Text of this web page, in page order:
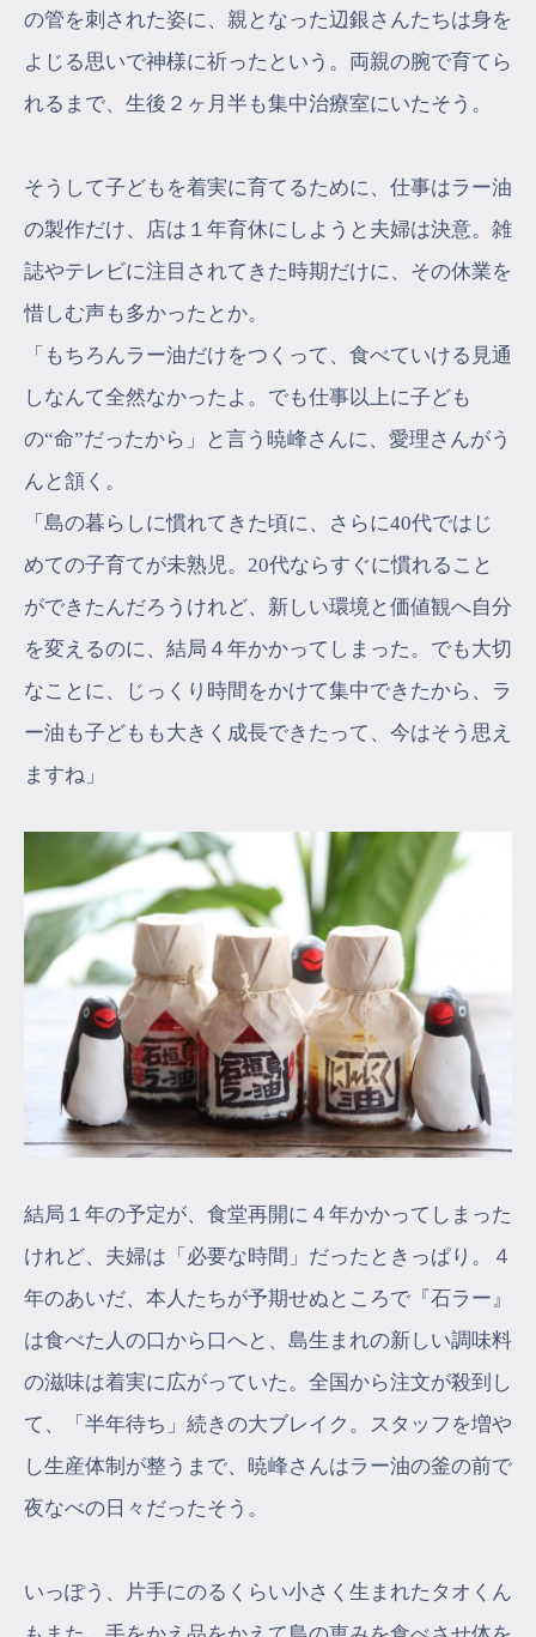
の管を刺された姿に、親となった辺銀さんたちは身を
よじる思いで神様に祈ったという。両親の腕で育てら
れるまで、生後２ヶ月半も集中治療室にいたそう。
そうして子どもを着実に育てるために、仕事はラー油
の製作だけ、店は１年育休にしようと夫婦は決意。雑
誌やテレビに注目されてきた時期だけに、その休業を
惜しむ声も多かったとか。
「もちろんラー油だけをつくって、食べていける見通
しなんて全然なかったよ。でも仕事以上に子ども
の“命”だったから」と言う暁峰さんに、愛理さんがう
んと頷く。
「島の暮らしに慣れてきた頃に、さらに40代ではじ
めての子育てが未熟児。20代ならすぐに慣れること
ができたんだろうけれど、新しい環境と価値観へ自分
を変えるのに、結局４年かかってしまった。でも大切
なことに、じっくり時間をかけて集中できたから、ラ
ー油も子どもも大きく成長できたって、今はそう思え
ますね」
結局１年の予定が、食堂再開に４年かかってしまった
けれど、夫婦は「必要な時間」だったときっぱり。４
年のあいだ、本人たちが予期せぬところで『石ラー』
は食べた人の口から口へと、島生まれの新しい調味料
の滋味は着実に広がっていた。全国から注文が殺到し
て、「半年待ち」続きの大ブレイク。スタッフを増や
し生産体制が整うまで、暁峰さんはラー油の釜の前で
夜なべの日々だったそう。
いっぽう、片手にのるくらい小さく生まれたタオくん